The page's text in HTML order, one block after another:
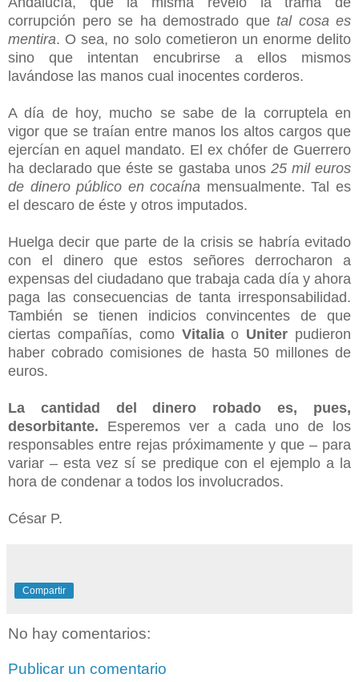
corrupción pero se ha demostrado que tal cosa es
mentira. O sea, no solo cometieron un enorme delito
sino que intentan encubrirse a ellos mismos
lavándose las manos cual inocentes corderos.
A día de hoy, mucho se sabe de la corruptela en
vigor que se traían entre manos los altos cargos que
ejercían en aquel mandato. El ex chófer de Guerrero
ha declarado que éste se gastaba unos 25 mil euros
de dinero público en cocaína mensualmente. Tal es
el descaro de éste y otros imputados.
Huelga decir que parte de la crisis se habría evitado
con el dinero que estos señores derrocharon a
expensas del ciudadano que trabaja cada día y ahora
paga las consecuencias de tanta irresponsabilidad.
También se tienen indicios convincentes de que
ciertas compañías, como Vitaliao Uniter pudieron
haber cobrado comisiones de hasta 50 millones de
euros.
La cantidad del dinero robado es, pues,
desorbitante. Esperemos ver a cada uno de los
responsables entre rejas próximamente y que – para
variar – esta vez sí se predique con el ejemplo a la
hora de condenar a todos los involucrados.
César P.
Compartir
No hay comentarios:
Publicar un comentario